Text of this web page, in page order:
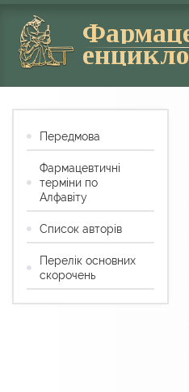
Передмова
Фармацевтичні
терміни по
Алфавіту
Список авторів
Перелік основних
скорочень